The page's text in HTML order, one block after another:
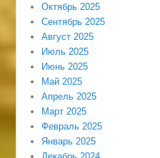
Октябрь 2025
Сентябрь 2025
Август 2025
Июль 2025
Июнь 2025
Май 2025
Апрель 2025
Март 2025
Февраль 2025
Январь 2025